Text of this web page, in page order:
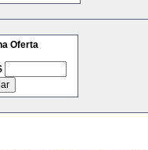
Oferta